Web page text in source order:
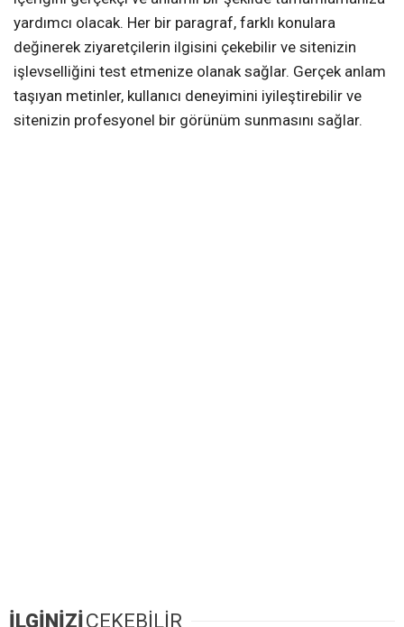
yardımcı olacak. Her bir paragraf, farklı konulara
değinerek ziyaretçilerin ilgisini çekebilir ve sitenizin
işlevselliğini test etmenize olanak sağlar. Gerçek anlam
taşıyan metinler, kullanıcı deneyimini iyileştirebilir ve
sitenizin profesyonel bir görünüm sunmasını sağlar.
İLGİNİZİ ÇEKEBİLİR